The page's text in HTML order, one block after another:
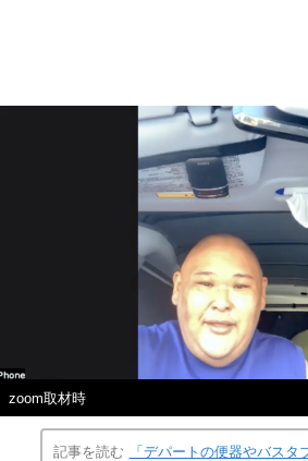
zoom取材時
記事を読む
「デパートの便器やバスタ